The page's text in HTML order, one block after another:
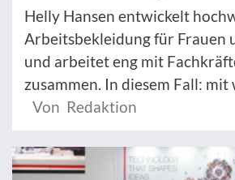
Helly Hansen entwickelt
Arbeitsbekleidung für Frauen
und arbeitet eng mit
zusammen. In diesem Fall: mit
Von Redaktion